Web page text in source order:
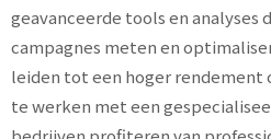
geavanceerde tools en analyses
campagnes meten en
leiden tot een hoger rendement
te werken met een